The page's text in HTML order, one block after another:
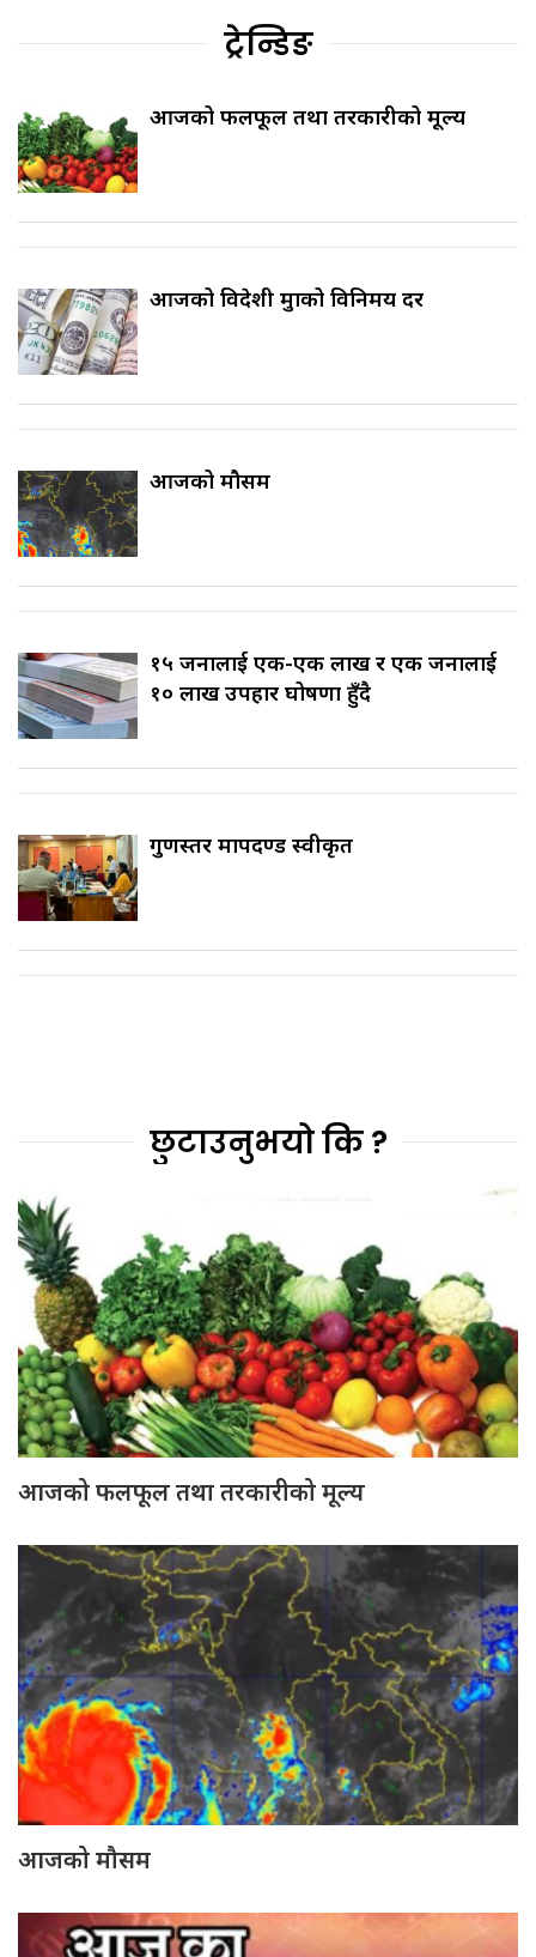
ट्रेन्डिङ
आजको फलफूल तथा तरकारीको मूल्य
आजको विदेशी मुद्राको विनिमय दर
आजको मौसम
१५ जनालाई एक-एक लाख र एक जनालाई
१० लाख उपहार घोषणा हुँदै
गुणस्तर मापदण्ड स्वीकृत
छुटाउनुभयो कि ?
आजको फलफूल तथा तरकारीको मूल्य
आजको मौसम